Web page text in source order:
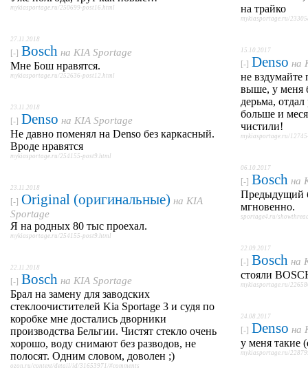
mykiasportage.ru/250699-post16.html
27.11.2018
[-] Bosch на KIA Sportage
Мне Бош нравятся.
mykiasportage.ru/252636-post12.html
23.11.2018
[-] Denso на KIA Sportage
Не давно поменял на Denso без каркасный.
Вроде нравятся
mykiasportage.ru/254155-post9.html
23.11.2018
[-] Original (оригинальные) на KIA
Sportage
Я на родных 80 тыс проехал.
mykiasportage.ru/254155-post9.html
22.11.2018
[-] Bosch на KIA Sportage
Брал на замену для заводских
стеклоочистителей Kia Sportage 3 и судя по
коробке мне достались дворники
производства Бельгии. Чистят стекло очень
хорошо, воду снимают без разводов, не
полосят. Одним словом, доволен ;)
ozon.ru/context/detail/id/31653971/#comments
на трайко
mykiasportage.ru/
15.10.2017
[-] Denso на
не вздумайте
выше, у меня
дерьма,
больше и
чистили!
mykiasportage.ru/
06.10.2017
[-] Bosch на
Предыдущий
мгновенно.
sportage4.ru/
22.09.2017
[-] Bosch на
стояли
mykiasportage.ru/
24.08.2017
[-] Denso на
у меня такие
mykiasportage.ru/